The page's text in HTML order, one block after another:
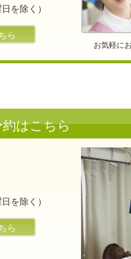
お気軽に
を除く）
ら
はこちら
を除く）
ら